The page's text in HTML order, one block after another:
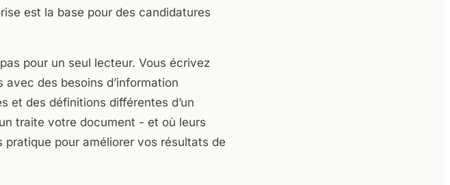
est la base pour des candidatures
pour un seul lecteur. Vous écrivez
des besoins d’information
et des définitions différentes d’un
traite votre document - et où leurs
pour améliorer vos résultats de